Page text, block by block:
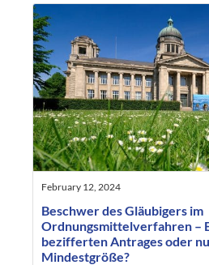
February 12, 2024
Beschwer des Gläubigers im
Ordnungsmittelverfahren –
bezifferten Antrages oder
Mindestgröße?